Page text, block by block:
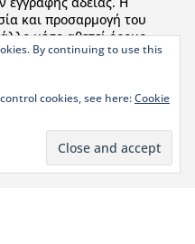
και προσαρμογή του
μέσο αθετεί όρους
και
μας.
lllgr.org &
By continuing to use this
cookies, see here:Cookie